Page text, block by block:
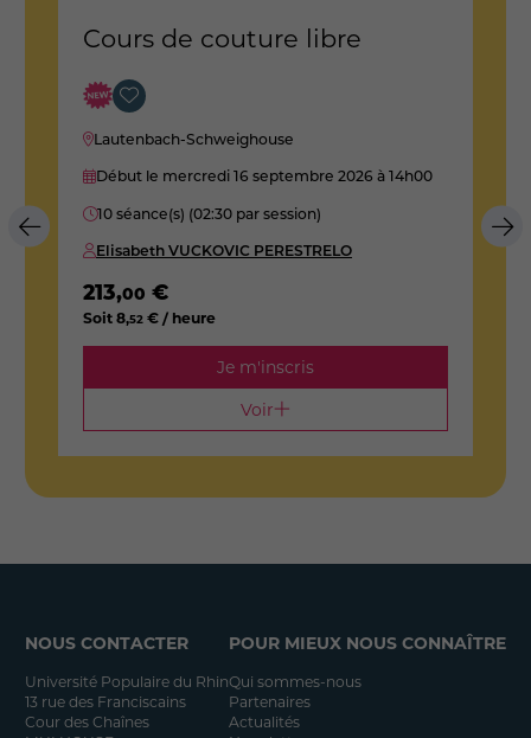
Cours de couture libre
Lautenbach-Schweighouse
Début le mercredi 16 septembre 2026 à 14h00
10 séance(s) (02:30 par session)
Elisabeth VUCKOVIC PERESTRELO
213,00 €
Soit8,52 € / heure
Je m'inscris
Voir
NOUS CONTACTER
Université Populaire du Rhin
13 rue des Franciscains
Cour des Chaînes
POUR MIEUX NOUS CONNAÎTRE
Qui sommes-nous
Partenaires
Actualités